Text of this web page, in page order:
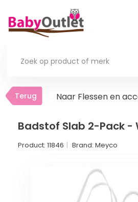
Terug
Thuis
In de box
Boxmatrassen en hoeslakens
Terug Naar Flessen en
Badstof Slab 2-Pack -
Product: 11846 Brand: Meyco